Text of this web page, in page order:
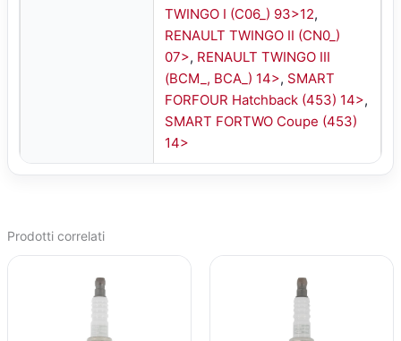
TWINGO I (C06_) 93>12,
RENAULT TWINGO II (CN0_)
07>, RENAULT TWINGO III
(BCM_, BCA_) 14>, SMART
FORFOUR Hatchback (453) 14>,
SMART FORTWO Coupe (453)
14>
Prodotti correlati
PREZZO
ORIGINALE
€67,95.
PREZZO
ORIGINALE
ERA:
€54,05.